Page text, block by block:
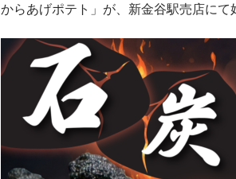
からあげポテト」が、新金谷駅売店にて